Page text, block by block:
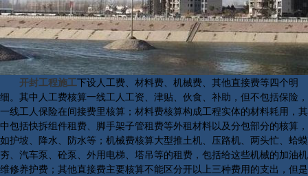
开封工程施工下设人工费、材料费、机械费、其他直接费等四个明
细。其中人工费核算一线工人工资、津贴、伙食、补助，但不包括保险，
一线工人保险在间接费里核算；材料费核算构成工程实体的材料耗用，其
中包括快拆组件租费、脚手架子管租费等外租材料以及分包部分的核算，
如护坡、降水、防水等；机械费核算大型推土机、压路机、两头忙、蛤蟆
夯、汽车泵、砼泵、外用电梯、塔吊等的租费，包括给这些机械的加油机
维修养护费；其他直接费主要核算不能区分开以上三种费用的支出，但是